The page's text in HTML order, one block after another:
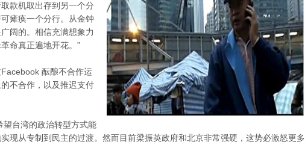
款机取出存到另一个分
瘫痪一个分行。从金钟
阔的。相信充满想象力
命真正遍地开花。”
酝酿不合作运
不合作 ，以及推迟支付
望台湾的政治转型方式能
现从专制到民主的过渡。然而目前梁振英政府和北京非常强硬，这势必激怒更多